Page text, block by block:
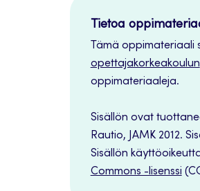
Tietoa
Tämä oppimateriaali
opettajakorkeakoulun
oppimateriaaleja.
Sisällön ovat
Rautio, JAMK 2012.
Sisällön
Commons -lisenssi